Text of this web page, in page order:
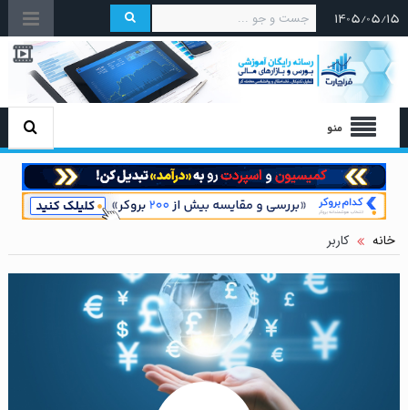
۱۴۰۵/۰۵/۱۵
منو
خانه کاربر